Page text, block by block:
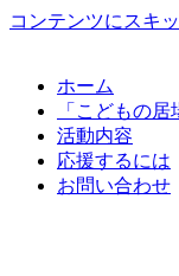
コンテンツにスキ
ホーム
「こどもの
活動内容
応援するには
お問い合わせ